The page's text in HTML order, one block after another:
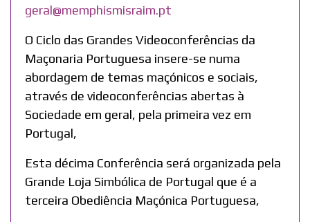
geral@memphismisraim.pt
O Ciclo das Grandes Videoconferências da
Maçonaria Portuguesa insere-se numa
abordagem de temas maçónicos e sociais,
através de videoconferências abertas à
Sociedade em geral, pela primeira vez em
Portugal,
Esta décima Conferência será organizada pela
Grande Loja Simbólica de Portugal que é a
terceira Obediência Maçónica Portuguesa,